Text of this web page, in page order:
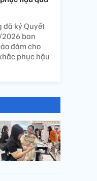
đã ký Quyết
ban
đảm cho
phục hậu